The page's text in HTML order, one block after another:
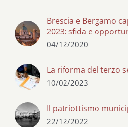
Brescia e Bergamo
2023: sfida e
04/12/2020
La riforma del terzo
10/02/2023
Il patriottismo
22/12/2022